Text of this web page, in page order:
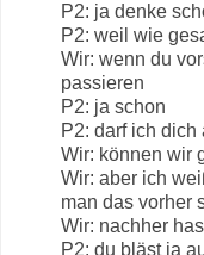
P2: ja denke
P2: weil wie
Wir: wenn du
passieren
P2: ja schon
P2: darf ich dich
Wir: können wir
Wir: aber ich
man das vorher
Wir: nachher
P2: du bläst ja